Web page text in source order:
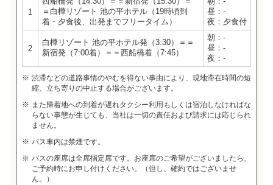
1
＝白樺リゾート 池の平ホテル（19時頃到
着・夕食後、出発までフリータイム）
昼：-
夜：夕食付
2
白樺リゾート 池の平ホテル発（3:30）＝＝
新宿発（7:00着）＝＝西船橋着（7:45）
朝：-
昼：-
夜：-
渋滞などの道路事情のやむを得ない事由により、現地滞在時間の短
縮、立ち寄りの中止する場合がございます。
また帰着地への到着が遅れタクシー利用もしくは宿泊しなければな
らない事態が生じても、当社は一切の責任および請求には応じられ
ません。
バス車内は禁煙です。
バスの座席は全席指定席です。お座席のご希望がございましたら、
ご予約時にお申し付けください。（但し、確約ではございませ
ん。）